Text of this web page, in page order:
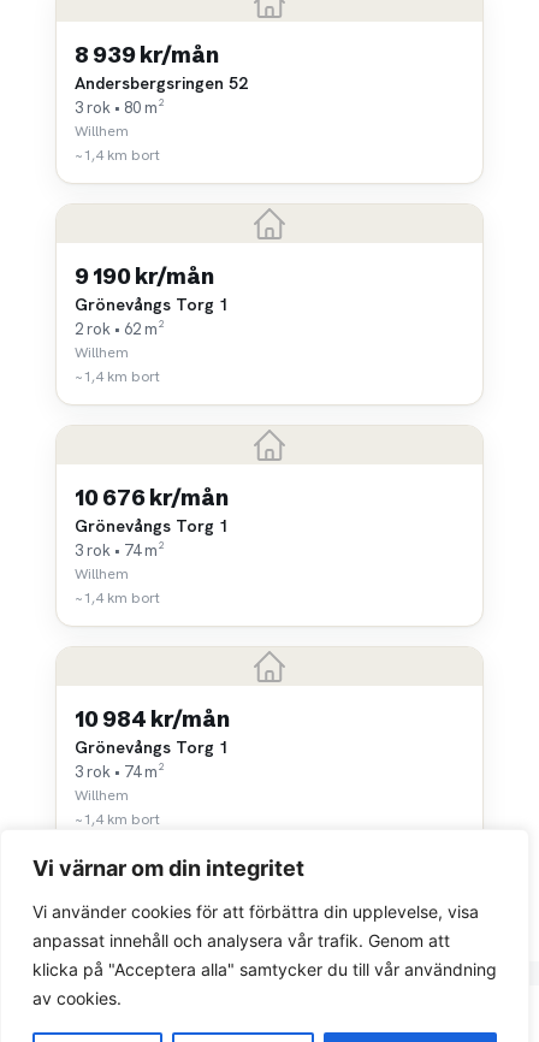
Vi värnar om din integritet
Vi använder cookies för att förbättra din upplevelse, visa
anpassat innehåll och analysera vår trafik. Genom att
klicka på "Acceptera alla" samtycker du till vår användning
av cookies.
8 939 kr/mån
Andersbergsringen 52
3 rok • 80 m²
Willhem
~1,4 km bort
9 190 kr/mån
Grönevångs Torg 1
2 rok • 62 m²
Willhem
~1,4 km bort
10 676 kr/mån
Grönevångs Torg 1
3 rok • 74 m²
Willhem
~1,4 km bort
10 984 kr/mån
Grönevångs Torg 1
3 rok • 74 m²
Willhem
~1,4 km bort
Integritetspolicy